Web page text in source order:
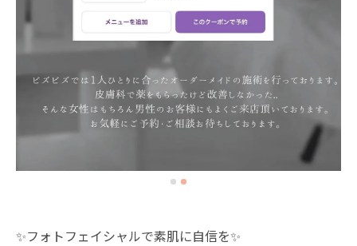
✨フォトフェイシャルで素肌に自信を✨